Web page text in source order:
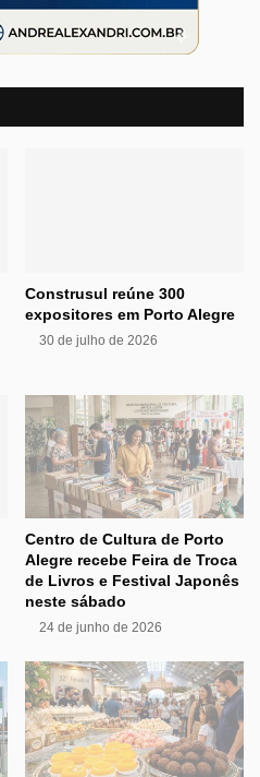
Construsul reúne 300
expositores em Porto Alegre
30 de julho de 2026
Centro de Cultura de Porto
Alegre recebe Feira de Troca
de Livros e Festival Japonês
neste sábado
24 de junho de 2026